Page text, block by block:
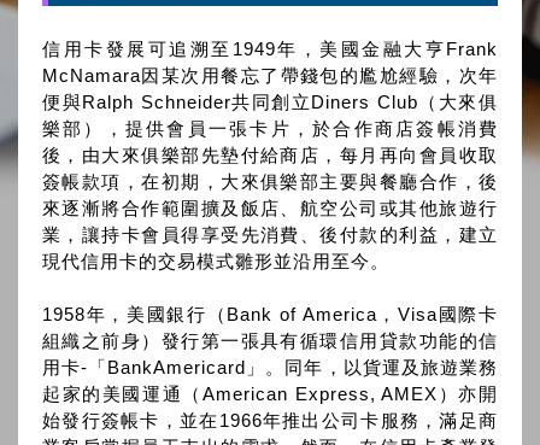
信用卡發展可追溯至1949年，美國金融大亨Frank
McNamara因某次用餐忘了帶錢包的尷尬經驗，次年
便與Ralph Schneider共同創立Diners Club（大來俱
樂部），提供會員一張卡片，於合作商店簽帳消費
後，由大來俱樂部先墊付給商店，每月再向會員收取
簽帳款項，在初期，大來俱樂部主要與餐廳合作，後
來逐漸將合作範圍擴及飯店、航空公司或其他旅遊行
業，讓持卡會員得享受先消費、後付款的利益，建立
現代信用卡的交易模式雛形並沿用至今。
1958年，美國銀行（Bank of America，Visa國際卡
組織之前身）發行第一張具有循環信用貸款功能的信
用卡-「BankAmericard」。同年，以貨運及旅遊業務
起家的美國運通（American Express, AMEX）亦開
始發行簽帳卡，並在1966年推出公司卡服務，滿足商